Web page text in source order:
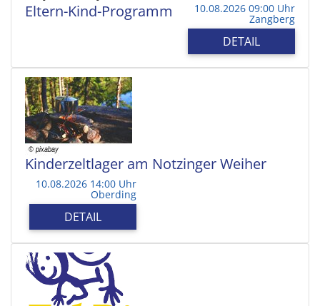
Eltern-Kind-Programm 10.08.2026 09:00 Uhr
Zangberg
DETAIL
Kinderzeltlager am Notzinger Weiher
10.08.2026 14:00 Uhr
Oberding
DETAIL